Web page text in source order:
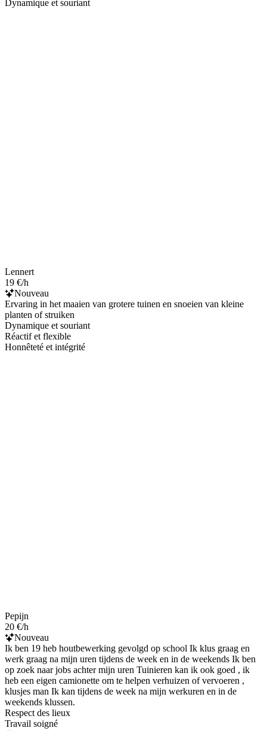
Dynamique et souriant
Lennert
19 €/h
Nouveau
Ervaring in het maaien van grotere tuinen en snoeien van kleine
planten of struiken
Dynamique et souriant
Réactif et flexible
Honnêteté et intégrité
Pepijn
20 €/h
Nouveau
Ik ben 19 heb houtbewerking gevolgd op school Ik klus graag en
werk graag na mijn uren tijdens de week en in de weekends Ik ben
op zoek naar jobs achter mijn uren Tuinieren kan ik ook goed , ik
heb een eigen camionette om te helpen verhuizen of vervoeren ,
klusjes man Ik kan tijdens de week na mijn werkuren en in de
weekends klussen.
Respect des lieux
Travail soigné